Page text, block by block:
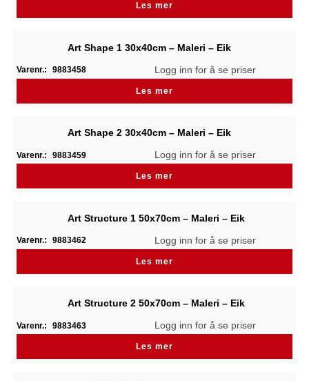
Les mer
Art Shape 1 30x40cm – Maleri – Eik
Varenr.: 9883458 Logg inn for å se priser
Les mer
Art Shape 2 30x40cm – Maleri – Eik
Varenr.: 9883459 Logg inn for å se priser
Les mer
Art Structure 1 50x70cm – Maleri – Eik
Varenr.: 9883462 Logg inn for å se priser
Les mer
Art Structure 2 50x70cm – Maleri – Eik
Varenr.: 9883463 Logg inn for å se priser
Les mer